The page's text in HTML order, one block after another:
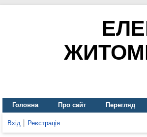
Головна Про сайт Перегляд
Вхід Реєстрація